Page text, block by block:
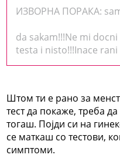
ИЗВОРНА ПОРАКА:
da sakam!!!Ne mi
testa i nisto!!!Inace rani
Штом ти е рано за
тест да покаже, треба
тогаш. Појди си на
се маткаш со тестови,
симптоми.